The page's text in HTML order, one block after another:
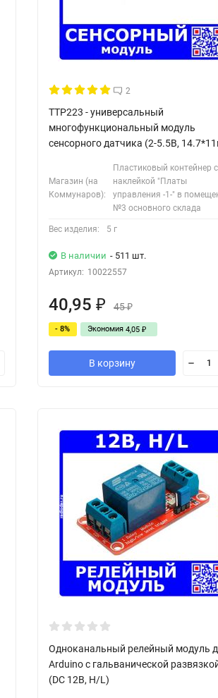
2
TTP223 - универсальный
многофункциональный модуль
сенсорного датчика (2-5.5В,
Магазин (на
Коммунаров):
Пластиковый контейнер с
наклейкой "Платы
управления -1-" в
№3 основного склада
Вес изделия: 5 г
В наличии - 511 шт.
Артикул: 10022557
40,95 ₽ 45₽
- 8% Экономия 4,05 ₽
В корзину
Одноканальный релейный модуль
Arduino с гальванической
(DC 12В, H/L)